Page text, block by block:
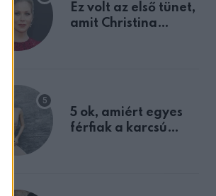
Ez volt az első tünet,
amit Christina
5 ok, amiért egyes
férfiak a karcsú